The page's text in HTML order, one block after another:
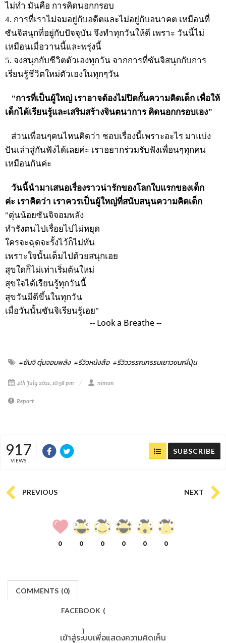
ไม่ทำ มันคือ การคิดนอกกรอบ
4. การที่เราไม่จมอยู่กับอดีตและไม่อยู่กับอนาคต เหมือนที่
ซันจิสนุกที่อยู่กับปัจจุบัน จึงทำทุกวันให้ดี เพราะ วันนี้ไม่
เหมือนเมื่อวานนี้และพรุ่งนี้
5. จงสนุกกับชีวิตตัวเองทุกวัน จากการที่ซันจิสนุกกับการ
เรียนรู้ชีวิตใหม่ตัวเองในทุกๆวัน
"การที่เป็นผู้ใหญ่ เราอาจต้องไม่ปิดกั้นความคิดเด็ก เพื่อให้
เด็กได้เรียนรู้และเสริมสร้างจินตนาการ คิดนอกกรอบเอง"
ส่วนเพื่อนๆคนไหนคิดว่า ชอบเรื่องนี้เพราะอะไร มาแบ่ง
ปันเล่าสู่กันฟังได้เลยค่ะ เราอยากร่วมรับฟังเพื่อนๆทุกคน
เหมือนกันค่ะ
วันนี้นำมาเสนอเรื่องราวน่ารักของโลกใบแรกของเด็ก
ค่ะ เราคิดว่า เราควรเป็นผู้ใหญ่ที่สนับสนุนความคิดเด็ก
"ตุ่นน้อยซันจิจอมพลัง
ทำรังตนไปเรื่อยไปไม่หยุด
ใครจะฉุดจะรั้งไว้ก็ไม่ทัน
เพราะใจนั้นเต็มไปด้วยสนุกเอย
สุขใดก็ไม่เท่าเริ่มต้นใหม่
สุขใจได้เรียนรู้ทุกวันนี้
สุขวันมีดีขึ้นในทุกวัน
เมื่อวันนั้นซันจิเรียนรู้เอย"
-- Look a Breathe --
#ซันจิ ตุ่นจอมพลัง #รีวิวหนังสือ #รีวิววรรณกรรมเยาวชนญี่ปุ่น
4th July 2021, 10:58 pm nimon
Report
917
VIEWS
SUBSCRIBE
PREVIOUS NEXT
0 0 0 0 0 0
COMMENTS (0)
FACEBOOK (
)
เข้าสู่ระบบเพื่อแสดงความคิดเห็น